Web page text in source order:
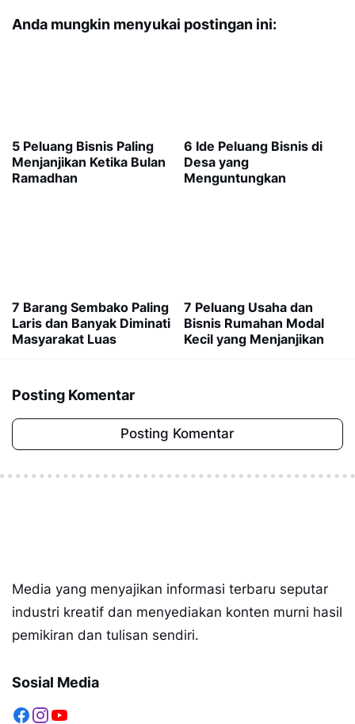
Anda mungkin menyukai postingan ini:
5 Peluang Bisnis Paling
Menjanjikan Ketika Bulan
Ramadhan
6 Ide Peluang Bisnis di
Desa yang
Menguntungkan
7 Barang Sembako Paling
Laris dan Banyak Diminati
Masyarakat Luas
7 Peluang Usaha dan
Bisnis Rumahan Modal
Kecil yang Menjanjikan
Posting Komentar
Posting Komentar
Media yang menyajikan informasi terbaru seputar
industri kreatif dan menyediakan konten murni hasil
pemikiran dan tulisan sendiri.
Sosial Media